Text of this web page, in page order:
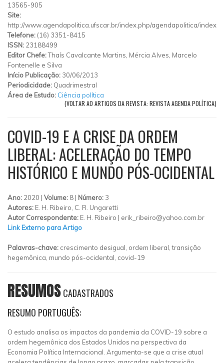
13565-905
Site:
http://www.agendapolitica.ufscar.br/index.php/agendapolitica/index
Telefone: (16) 3351-8415
ISSN: 23188499
Editor Chefe:Thaís Cavalcante Martins, Mércia Alves, Marcelo
Fontenelle e Silva
Início Publicação: 30/06/2013
Periodicidade: Quadrimestral
Área de Estudo: Ciência política
(VOLTAR AO ARTIGOS DA REVISTA: REVISTA AGENDA POLÍTICA)
COVID-19 E A CRISE DA ORDEM
LIBERAL: ACELERAÇÃO DO TEMPO
HISTÓRICO E MUNDO PÓS-OCIDENTAL
Ano: 2020 | Volume: 8 | Número: 3
Autores: E. H. Ribeiro, C. R. Ungaretti
Autor Correspondente: E. H. Ribeiro | erik_ribeiro@yahoo.com.br
Link Externo para Artigo
Palavras-chave: crescimento desigual, ordem liberal, transição
hegemônica, mundo pós-ocidental, covid-19
RESUMOSCADASTRADOS
RESUMO PORTUGUÊS:
O estudo analisa os impactos da pandemia da COVID-19 sobre a
ordem hegemônica dos Estados Unidos na perspectiva da
Economia Política Internacional. Argumenta-se que a crise atual